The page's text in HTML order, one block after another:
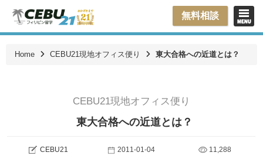
無料相談
Home CEBU21現地オフィス便り 東大合格への近道とは？
CEBU21現地オフィス便り
東大合格への近道とは？
CEBU21 2011-01-04 11,288